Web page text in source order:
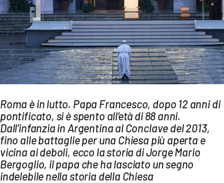
AMBIENTE
Streaming
LAC TV
LAC NETWORK
LAC ONAIR
LaC
Network
LACPLAY.IT
LACTV.IT
LACONAIR.IT
Roma è in lutto. Papa Francesco, dopo 12 anni di
pontificato, si è spento all’età di 88 anni.
Dall’infanzia in Argentina al Conclave del 2013,
fino alle battaglie per una Chiesa più aperta e
vicina ai deboli, ecco la storia di Jorge Mario
Bergoglio, il papa che ha lasciato un segno
indelebile nella storia della Chiesa